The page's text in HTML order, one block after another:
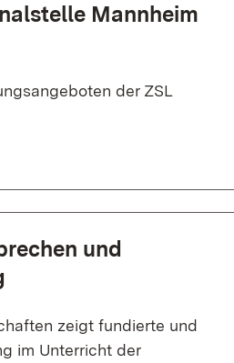
Mannheim
der ZSL
und
zeigt fundierte und
im Unterricht der